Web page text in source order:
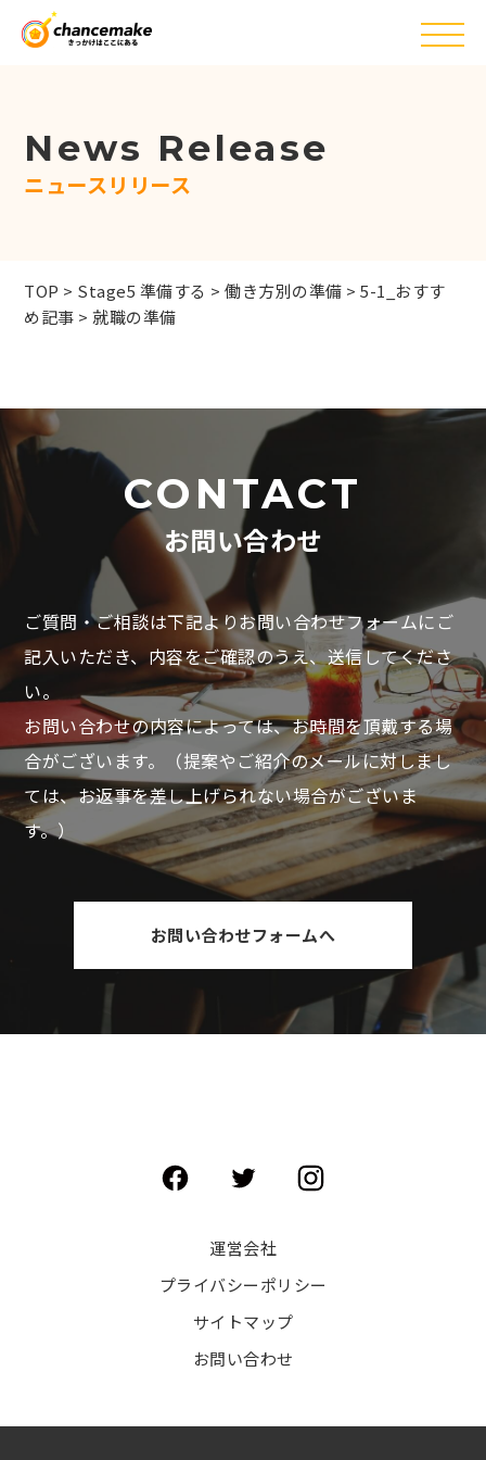
News Release
ニュースリリース
TOP > Stage5 準備する >働き方別の準備 >5-1_おすす
め記事 >就職の準備
CONTACT
お問い合わせ
ご質問・ご相談は下記よりお問い合わせフォームにご
記入いただき、内容をご確認のうえ、送信してくださ
い。
お問い合わせの内容によっては、お時間を頂戴する場
合がございます。
（提案やご紹介のメールに対しまし
ては、お返事を差し上げられない場合がございま
す。）
お問い合わせフォームへ
運営会社
プライバシーポリシー
サイトマップ
お問い合わせ